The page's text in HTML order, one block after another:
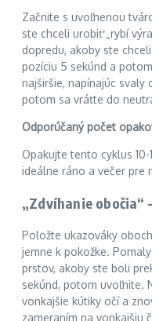
Začnite s uvoľnenou
ste chceli urobiť „rybí
dopredu, akoby ste
pozíciu 5 sekúnd a
najširšie, napínajúc svaly
potom sa vráťte do
Odporúčaný počet
Opakujte tento cyklus
ideálne ráno a večer pre
„Zdvíhanie obočia“
Položte ukazováky
jemne k pokožke.
prstov, akoby ste boli
sekúnd, potom uvoľnite.
vonkajšie kútiky očí a
zameraním na vonkajšiu